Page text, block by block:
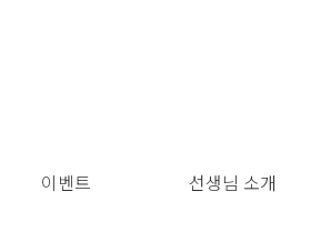
이벤트 선생님 소개